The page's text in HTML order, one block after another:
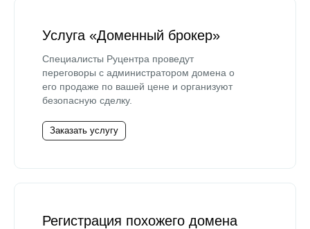
Услуга «Доменный брокер»
Специалисты Руцентра проведут
переговоры с администратором домена о
его продаже по вашей цене и организуют
безопасную сделку.
Заказать услугу
Регистрация похожего домена